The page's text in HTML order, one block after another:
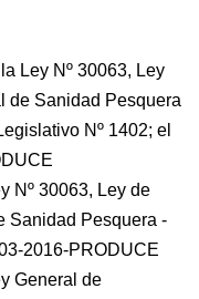
Ley Nº 30063, Ley
de Sanidad Pesquera
Nº 1402; el
Nº 30063, Ley de
Sanidad Pesquera -
2016-PRODUCE
General de